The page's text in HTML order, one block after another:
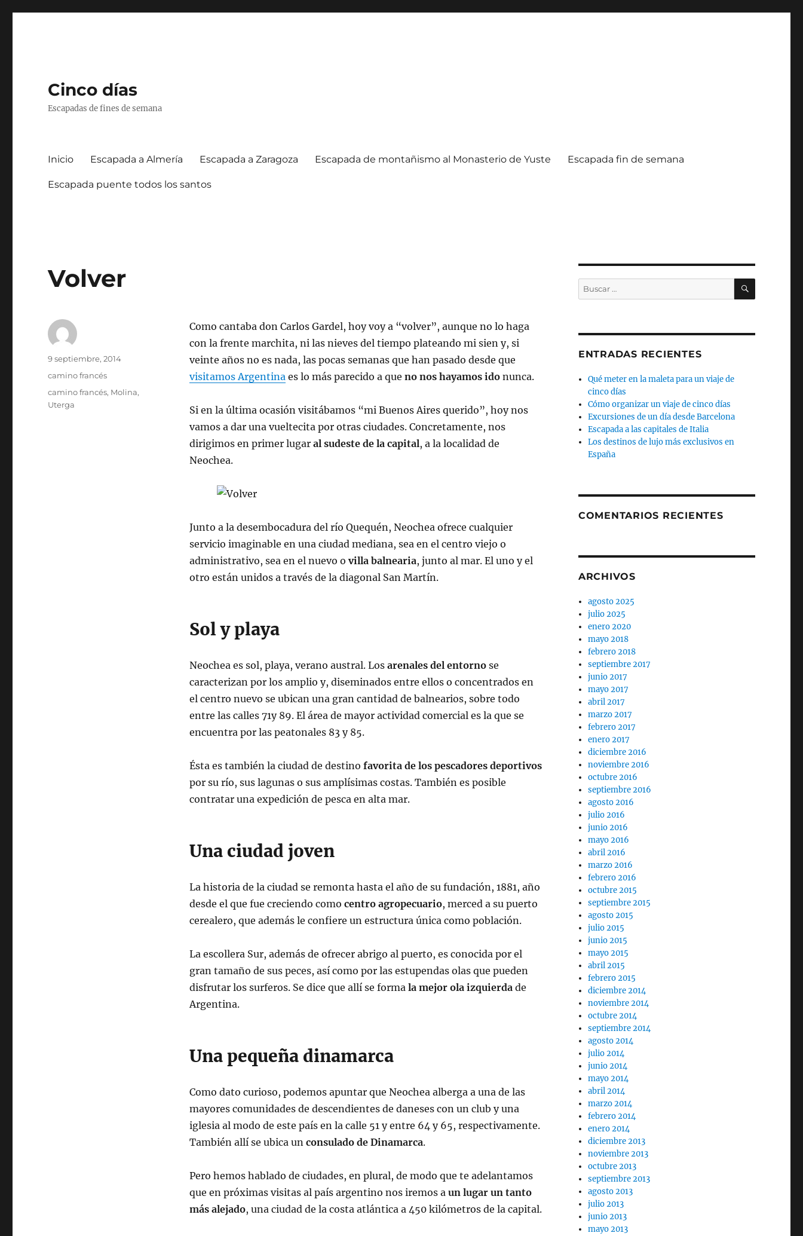
Cinco días
Escapadas de fines de semana
Inicio Escapada a Almería Escapada a Zaragoza Escapada de montañismo al Monasterio de Yuste Escapada fin de semana
Escapada puente todos los santos
Volver
Como cantaba don Carlos Gardel, hoy voy a “volver”, aunque no lo haga
con la frente marchita, ni las nieves del tiempo plateando mi sien y, si
veinte años no es nada, las pocas semanas que han pasado desde que
visitamos Argentinaes lo más parecido a que no nos hayamos idonunca.
Si en la última ocasión visitábamos “mi Buenos Aires querido”, hoy nos
vamos a dar una vueltecita por otras ciudades. Concretamente, nos
dirigimos en primer lugar al sudeste de la capital, a la localidad de
Neochea.
Junto a la desembocadura del río Quequén, Neochea ofrece cualquier
servicio imaginable en una ciudad mediana, sea en el centro viejo o
administrativo, sea en el nuevo o villa balnearia, junto al mar. El uno y el
otro están unidos a través de la diagonal San Martín.
Sol y playa
Neochea es sol, playa, verano austral. Los arenales del entornose
caracterizan por los amplio y, diseminados entre ellos o concentrados en
el centro nuevo se ubican una gran cantidad de balnearios, sobre todo
entre las calles 71y 89. El área de mayor actividad comercial es la que se
encuentra por las peatonales 83 y 85.
Ésta es también la ciudad de destino favorita de los pescadores deportivos
por su río, sus lagunas o sus amplísimas costas. También es posible
contratar una expedición de pesca en alta mar.
Una ciudad joven
La historia de la ciudad se remonta hasta el año de su fundación, 1881, año
desde el que fue creciendo como centro agropecuario, merced a su puerto
cerealero, que además le confiere un estructura única como población.
La escollera Sur, además de ofrecer abrigo al puerto, es conocida por el
gran tamaño de sus peces, así como por las estupendas olas que pueden
disfrutar los surferos. Se dice que allí se forma la mejor ola izquierdade
Argentina.
Una pequeña dinamarca
Como dato curioso, podemos apuntar que Neochea alberga a una de las
mayores comunidades de descendientes de daneses con un club y una
iglesia al modo de este país en la calle 51 y entre 64 y 65, respectivamente.
También allí se ubica un consulado de Dinamarca.
Pero hemos hablado de ciudades, en plural, de modo que te adelantamos
que en próximas visitas al país argentino nos iremos a un lugar un tanto
más alejado, una ciudad de la costa atlántica a 450 kilómetros de la capital.
Autor
Publicado
9 septiembre, 2014
Categorías
camino francés
Etiquetas
camino francés, Molina,
Uterga
Buscar
por:
BUSCAR
ENTRADAS RECIENTES
Qué meter en la maleta para un viaje de
cinco días
Cómo organizar un viaje de cinco días
Excursiones de un día desde Barcelona
Escapada a las capitales de Italia
Los destinos de lujo más exclusivos en
España
COMENTARIOS RECIENTES
ARCHIVOS
agosto 2025
julio 2025
enero 2020
mayo 2018
febrero 2018
septiembre 2017
junio 2017
mayo 2017
abril 2017
marzo 2017
febrero 2017
enero 2017
diciembre 2016
noviembre 2016
octubre 2016
septiembre 2016
agosto 2016
julio 2016
junio 2016
mayo 2016
abril 2016
marzo 2016
febrero 2016
octubre 2015
septiembre 2015
agosto 2015
julio 2015
junio 2015
mayo 2015
abril 2015
febrero 2015
diciembre 2014
noviembre 2014
octubre 2014
septiembre 2014
agosto 2014
julio 2014
junio 2014
mayo 2014
abril 2014
marzo 2014
febrero 2014
enero 2014
diciembre 2013
noviembre 2013
octubre 2013
septiembre 2013
agosto 2013
julio 2013
junio 2013
mayo 2013